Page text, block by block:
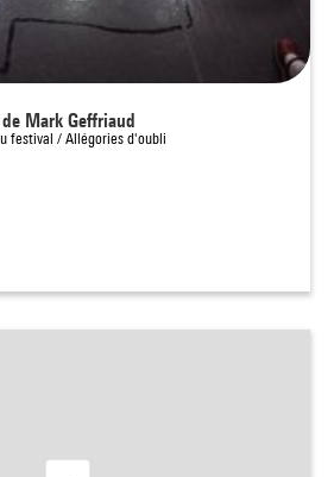
Mark Geffriaud
festival / Allégories d'oubli